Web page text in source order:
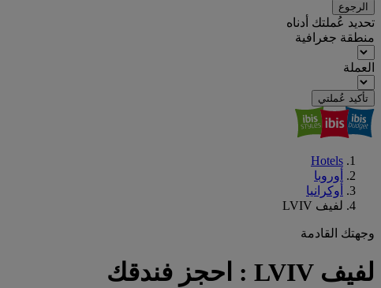
الرجوع
تحديد عُملتك أدناه
منطقة جغرافية
العملة
تأكيد عُملتي
Hotels
أوروبا
أوكرانيا
لفيف LVIV
وجهتك القادمة
لفيف LVIV : احجز فندقك